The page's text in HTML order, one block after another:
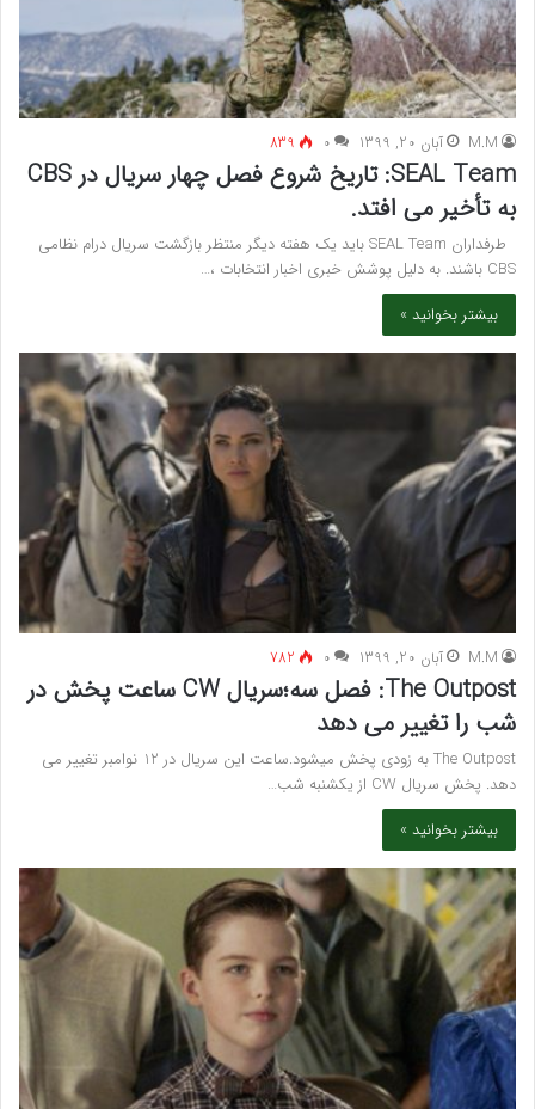
M.M آبان 20, 1399 ۰ 839
SEAL Team: تاریخ شروع فصل چهار سریال در CBS
به تأخیر می افتد.
طرفداران SEAL Team باید یک هفته دیگر منتظر بازگشت سریال درام نظامی
CBS باشند. به دلیل پوشش خبری اخبار انتخابات ،…
بیشتر بخوانید »
M.M آبان 20, 1399 ۰ 782
The Outpost: فصل سه؛سریال CW ساعت پخش در
شب را تغییر می دهد
The Outpost به زودی پخش میشود.ساعت این سریال در 12 نوامبر تغییر می
دهد. پخش سریال CW از یکشنبه شب…
بیشتر بخوانید »